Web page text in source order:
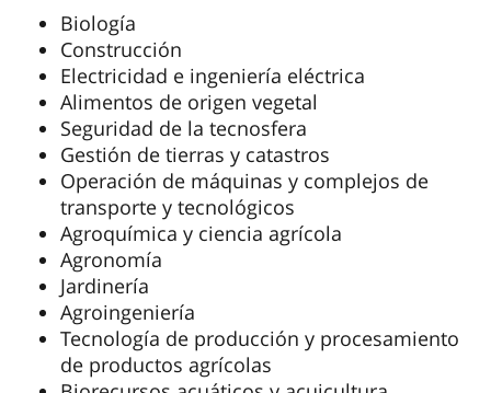
Biología
Construcción
Electricidad e ingeniería eléctrica
Alimentos de origen vegetal
Seguridad de la tecnosfera
Gestión de tierras y catastros
Operación de máquinas y complejos de
transporte y tecnológicos
Agroquímica y ciencia agrícola
Agronomía
Jardinería
Agroingeniería
Tecnología de producción y procesamiento
de productos agrícolas